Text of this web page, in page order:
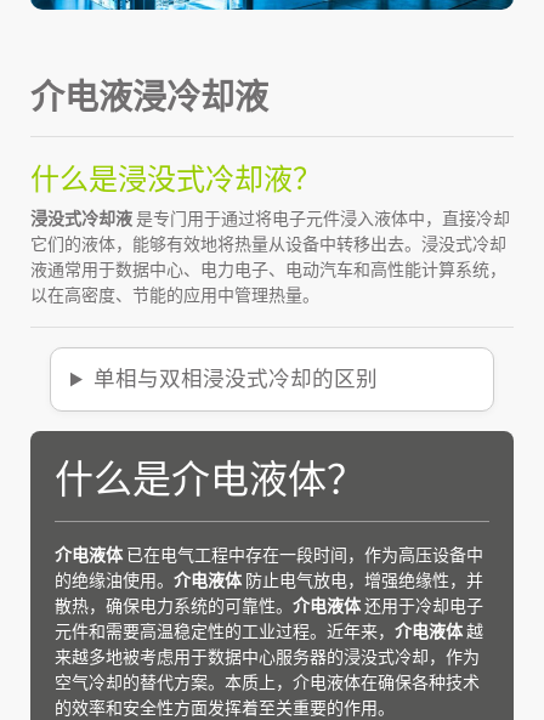
介电液浸冷却液
什么是浸没式冷却液？
浸没式冷却液是专门用于通过将电子元件浸入液体中，直接冷却
它们的液体，能够有效地将热量从设备中转移出去。浸没式冷却
液通常用于数据中心、电力电子、电动汽车和高性能计算系统，
以在高密度、节能的应用中管理热量。
单相与双相浸没式冷却的区别
什么是介电液体？
介电液体 已在电气工程中存在一段时间，作为高压设备中
的绝缘油使用。 介电液体 防止电气放电，增强绝缘性，并
散热，确保电力系统的可靠性。 介电液体还用于冷却电子
元件和需要高温稳定性的工业过程。近年来， 介电液体越
来越多地被考虑用于数据中心服务器的浸没式冷却，作为
空气冷却的替代方案。本质上，介电液体在确保各种技术
的效率和安全性方面发挥着至关重要的作用。